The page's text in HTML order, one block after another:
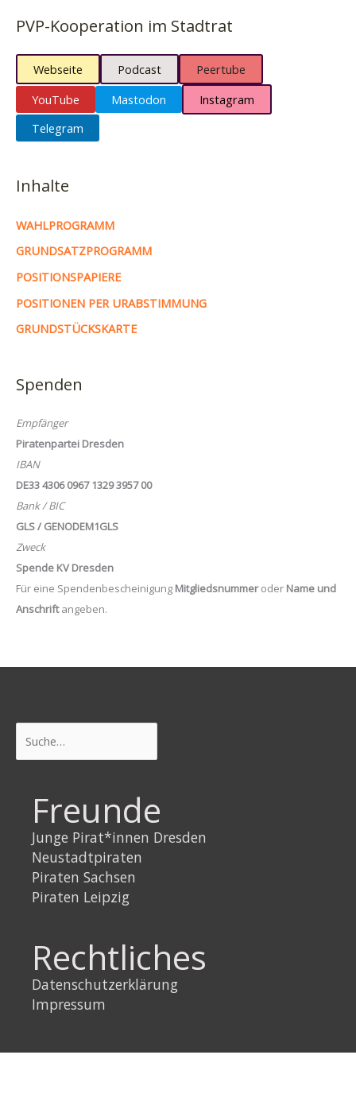
PVP-Kooperation im Stadtrat
Webseite Podcast
Peertube
YouTube
Mastodon
Instagram
Telegram
Inhalte
WAHLPROGRAMM
GRUNDSATZPROGRAMM
POSITIONSPAPIERE
POSITIONEN PER URABSTIMMUNG
GRUNDSTÜCKSKARTE
Spenden
Empfänger
Piratenpartei Dresden
IBAN
DE33 4306 0967 1329 3957 00
Bank / BIC
GLS / GENODEM1GLS
Zweck
Spende KV Dresden
Für eine Spendenbescheinigung Mitgliedsnummeroder Name und
Anschriftangeben.
Freunde
Junge Pirat*innen Dresden
Neustadtpiraten
Piraten Sachsen
Piraten Leipzig
Rechtliches
Datenschutzerklärung
Impressum